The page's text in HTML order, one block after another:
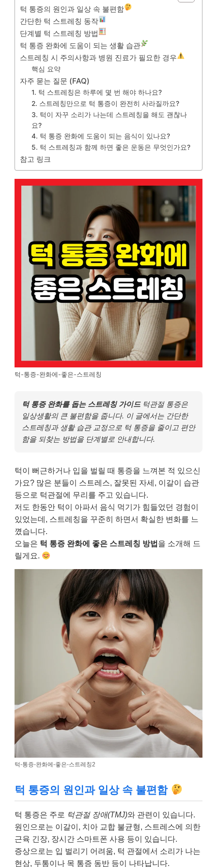
턱 통증의 원인과 일상 속 불편함
간단한 턱 스트레칭 동작
단계별 턱 스트레칭 방법
턱 통증 완화에 도움이 되는 생활 습관
스트레칭 시 주의사항과 병원 진료가 필요한 경우
핵심 요약
자주 묻는 질문 (FAQ)
1. 턱 스트레칭은 하루에 몇 번 해야 하나요?
2. 스트레칭만으로 턱 통증이 완전히 사라질까요?
3. 턱이 자꾸 소리가 나는데 스트레칭을 해도 괜찮나
요?
4. 턱 통증 완화에 도움이 되는 음식이 있나요?
5. 턱 스트레칭과 함께 하면 좋은 운동은 무엇인가요?
참고 링크
턱-통증-완화에-좋은-스트레칭
턱 통증 완화를 돕는 스트레칭 가이드턱관절 통증은
일상생활의 큰 불편함을 줍니다. 이 글에서는 간단한
스트레칭과 생활 습관 교정으로 턱 통증을 줄이고 편안
함을 되찾는 방법을 단계별로 안내합니다.
턱이 뻐근하거나 입을 벌릴 때 통증을 느껴본 적 있으신
가요? 많은 분들이 스트레스, 잘못된 자세, 이갈이 습관
등으로 턱관절에 무리를 주고 있습니다.
저도 한동안 턱이 아파서 음식 먹기가 힘들었던 경험이
있었는데, 스트레칭을 꾸준히 하면서 확실한 변화를 느
꼈습니다.
오늘은 턱 통증 완화에 좋은 스트레칭 방법 을 소개해 드
릴게요.
턱-통증-완화에-좋은-스트레칭2
턱 통증의 원인과 일상 속 불편함
턱 통증은 주로 턱관절 장애(TMJ)와 관련이 있습니다.
원인으로는 이갈이, 치아 교합 불균형, 스트레스에 의한
근육 긴장, 장시간 스마트폰 사용 등이 있습니다.
증상으로는 입 벌리기 어려움, 턱 관절에서 소리가 나는
현상, 두통이나 목 통증 동반 등이 나타납니다.